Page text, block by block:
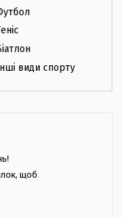
види спорту
щоб